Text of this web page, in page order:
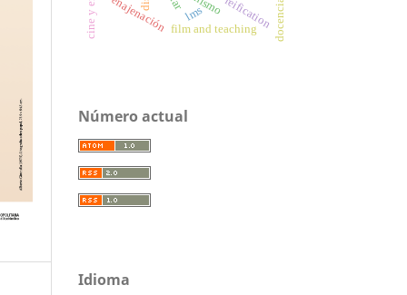
reification
enajenación film and teaching
lms
Número actual
Idioma